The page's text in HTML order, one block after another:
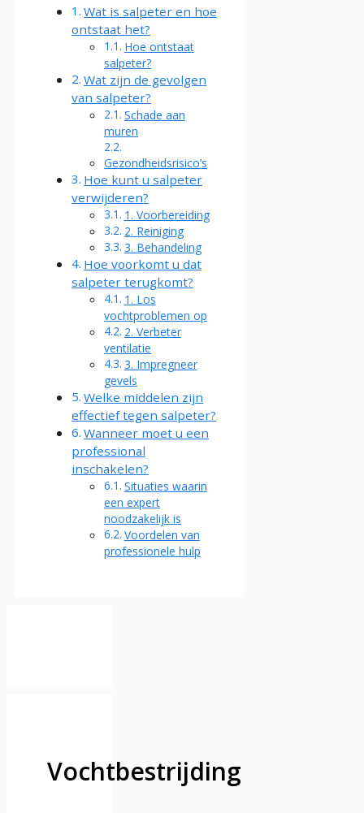
Wat is salpeter en hoe
ontstaat het?
Hoe ontstaat
salpeter?
Wat zijn de gevolgen
van salpeter?
Schade aan
muren
Gezondheidsrisico’s
Hoe kunt u salpeter
verwijderen?
1. Voorbereiding
2. Reiniging
3. Behandeling
Hoe voorkomt u dat
salpeter terugkomt?
1. Los
vochtproblemen op
2. Verbeter
ventilatie
3. Impregneer
gevels
Welke middelen zijn
effectief tegen salpeter?
Wanneer moet u een
professional
inschakelen?
Situaties waarin
een expert
noodzakelijk is
Voordelen van
professionele hulp
Vochtbestrijding